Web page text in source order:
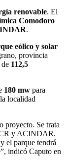
renovable. El
Comodoro
.
eólico y solar
provincia
112,5
180 mw para
localidad
proyecto. Se trata
y ACINDAR.
y el parque tendrá
indicó Caputo en